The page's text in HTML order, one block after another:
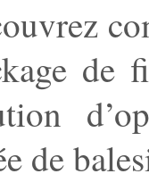
de
de